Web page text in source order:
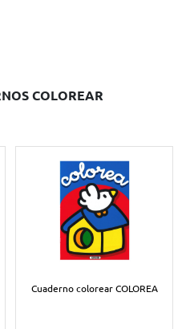
COLOREAR
Cuaderno colorear COLOREA